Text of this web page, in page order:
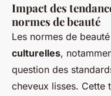
Impact des
normes de beauté
Les normes de
culturelles,
question des
cheveux lisses. Cette